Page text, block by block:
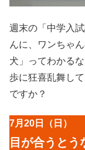
週末の「中学入
んに、ワンちゃ
犬」ってわかる
歩に狂喜乱舞し
ですか？
7月20日（日）
目が合うと